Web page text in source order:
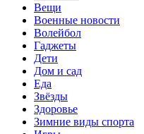
Вещи
Военные новости
Волейбол
Гаджеты
Дети
Дом и сад
Еда
Звёзды
Здоровье
Зимние виды спорта